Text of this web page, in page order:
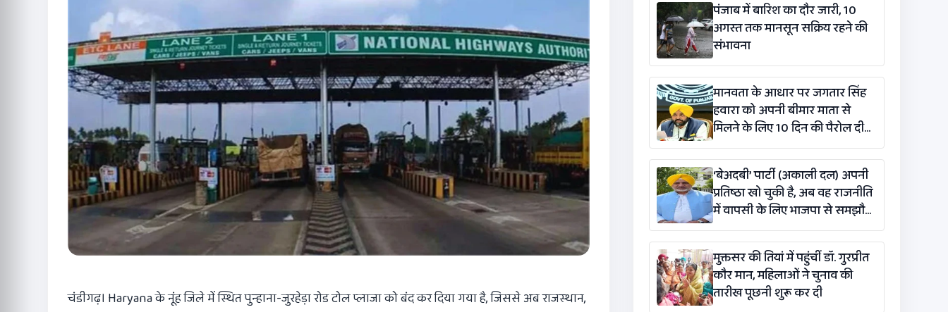
चंडीगढ़। Haryana के नूंह जिले में स्थित पुन्हाना-जुरहेड़ा रोड टोल प्लाजा को बंद कर दिया गया है, जिससे अब राजस्थान,
पंजाब में बारिश का दौर जारी, 10
अगस्त तक मानसून सक्रिय रहने की
संभावना
मानवता के आधार पर जगतार सिंह
हवारा को अपनी बीमार माता से
मिलने के लिए 10 दिन की पैरोल दी
जानी चाहिए- CM भगवंत सिंह मान
‘बेअदबी’ पार्टी (अकाली दल) अपनी
प्रतिष्ठा खो चुकी है, अब वह राजनीति
में वापसी के लिए भाजपा से समझौता
करने की कोशिश कर रही है: बलतेज
पन्नू
मुक्तसर की तियां में पहुंचीं डॉ. गुरप्रीत
कौर मान, महिलाओं ने चुनाव की
तारीख पूछनी शुरू कर दी